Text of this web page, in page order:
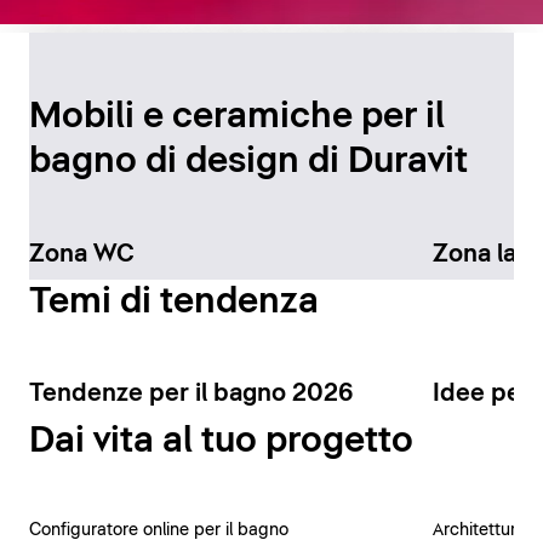
il bagno
Scopri di più
Mobili e ceramiche per il
bagno di design di Duravit
Zona WC Zona
Temi di tendenza
Tendenze per il bagno 2026 Idee per
Dai vita al tuo progetto
Configuratore online per il bagno Architettura